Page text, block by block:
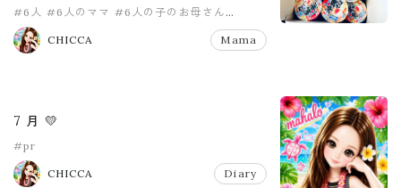
#6人 #6人のママ #6人の子のお母さん
#8人家族
CHICCA
Mama
7 月 💛
#pr
CHICCA Diary